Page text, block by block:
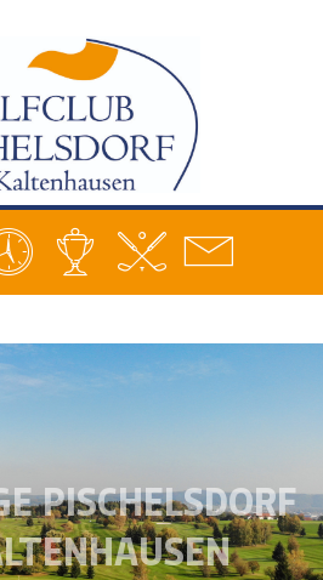
PISCHELSDORF